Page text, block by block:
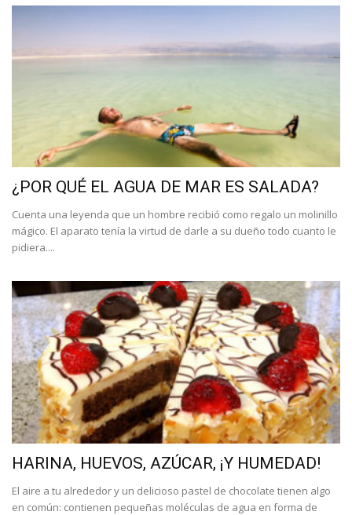
¿POR QUÉ EL AGUA DE MAR ES SALADA?
Cuenta una leyenda que un hombre recibió como regalo un molinillo
mágico. El aparato tenía la virtud de darle a su dueño todo cuanto le
pidiera....
HARINA, HUEVOS, AZÚCAR, ¡Y HUMEDAD!
El aire a tu alrededor y un delicioso pastel de chocolate tienen algo
en común: contienen pequeñas moléculas de agua en forma de